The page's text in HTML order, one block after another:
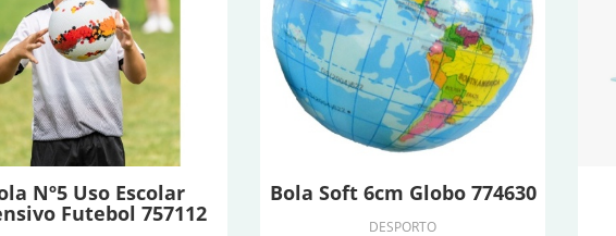
Nº5 Uso Escolar
Futebol 757112
Bola Soft 6cm Globo 774630
DESPORTO